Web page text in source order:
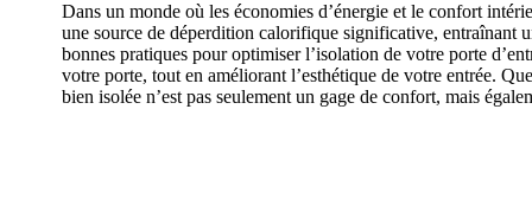
Dans un monde où les économies d’énergie et le confort
une source de déperdition calorifique significative, entraînant
bonnes pratiques pour optimiser l’isolation de votre porte
votre porte, tout en améliorant l’esthétique de votre entrée.
bien isolée n’est pas seulement un gage de confort, mais